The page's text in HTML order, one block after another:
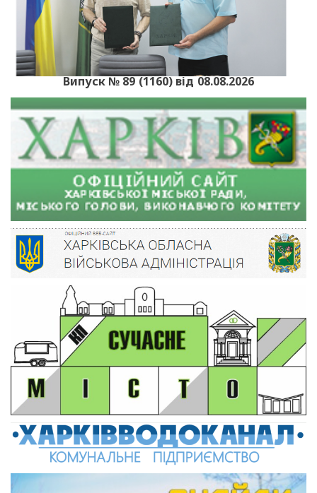
Випуск № 89 (1160) від 08.08.2026